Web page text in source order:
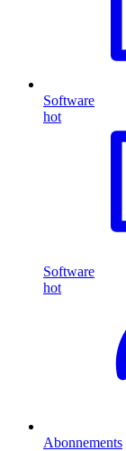
Software
hot
Software
hot
Abonnements